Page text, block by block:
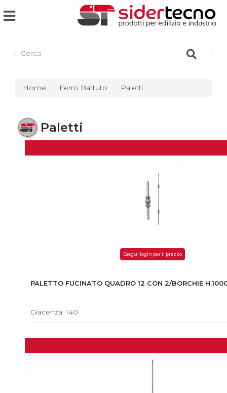
Home Ferro Battuto Paletti
Paletti
Esegui login per il prezzo
PALETTO FUCINATO QUADRO 12 CON 2/BORCHIE
Giacenza: 140